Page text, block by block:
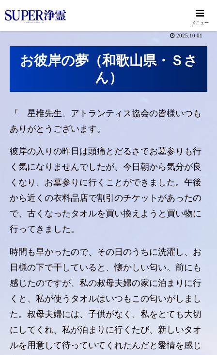
2025.10.01
お彼岸の夢（和歌山県・Ｓさ
ん）
『 星椎先生、アトランティス協会の皆様いつも
ありがとうございます。
彼岸の入りの昨日は頭痛とだるさでお墓参りも行
く気になりませんでしたが、今日朝から気分が良
くなり、お墓参りに行くことができました。午後
から近くの衣料品店で割引のチケットがあったの
で、古くなったタオルを買い換えようと買い物に
行ってきました。
時間も早かったので、その日のうちに洗濯し、お
日様の下で干していると、懐かしい匂い。前にも
感じたのですが、私の叔母夫婦の家に泊まりに行
くと、私が使うタオルはいつもこの匂いがしまし
た。叔母夫婦には、子供がなく、私をとても大切
にしてくれ、私が泊まりに行くたび、新しいタオ
ルを用意して待っていてくれたんだと愛情を感じ
メニュー